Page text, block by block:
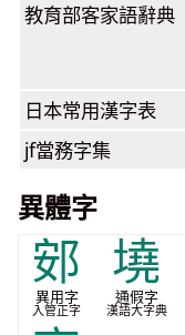
教育部客家語辭典
日本常用漢字表
jf當務字集
異體字
䢿
異用字
入管正字
墝
通假字
漢語大字典